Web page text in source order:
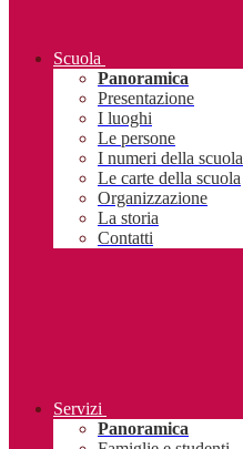
Scuola
Panoramica
Presentazione
I luoghi
Le persone
I numeri della scuola
Le carte della scuola
Organizzazione
La storia
Contatti
Servizi
Panoramica